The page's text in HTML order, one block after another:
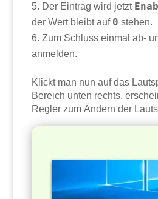
Der Eintrag wird jetzt
der Wert bleibt auf 0 stehen.
Zum Schluss einmal ab-
anmelden.
Klickt man nun auf das
Bereich unten rechts,
Regler zum Ändern der